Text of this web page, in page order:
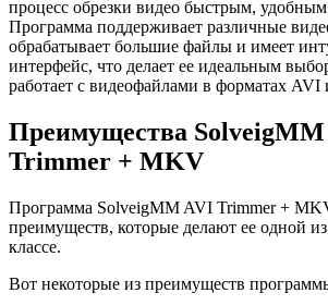
процесс обрезки видео быстрым,
Программа поддерживает различные
обрабатывает большие файлы и имеет
интерфейс, что делает ее идеальным
работает с видеофайлами в форматах
Преимущества
Trimmer + MKV
Программа SolveigMM AVI Trimmer +
преимуществ, которые делают ее одной
классе.
Вот некоторые из преимуществ